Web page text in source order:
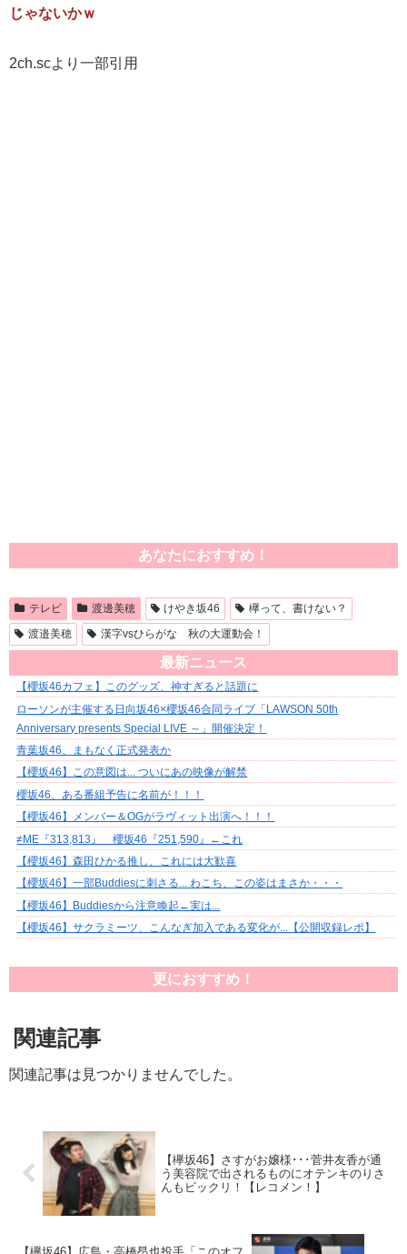
じゃないかｗ
2ch.scより一部引用
あなたにおすすめ！
テレビ 渡邊美穂 けやき坂46
欅って、書けない？
渡邉美穂
漢字vsひらがな 秋の大運動会！
最新ニュース
【櫻坂46カフェ】このグッズ、神すぎると話題に
ローソンが主催する日向坂46×櫻坂46合同ライブ「LAWSON 50th
Anniversary presents Special LIVE ～」開催決定！
青葉坂46、まもなく正式発表か
【櫻坂46】この意図は... ついにあの映像が解禁
櫻坂46、ある番組予告に名前が！！！
【櫻坂46】メンバー＆OGがラヴィット出演へ！！！
≠ME『313,813』 櫻坂46『251,590』←これ
【櫻坂46】森田ひかる推し、これには大歓喜
【櫻坂46】一部Buddiesに刺さる... わこち、この姿はまさか・・・
【櫻坂46】Buddiesから注意喚起←実は...
【櫻坂46】サクラミーツ、こんなぎ加入である変化が...【公開収録レポ】
更におすすめ！
関連記事
関連記事は見つかりませんでした。
【欅坂46】さすがお嬢様･･･菅井友香が通
う美容院で出されるものにオテンキのりさ
んもビックリ！【レコメン！】